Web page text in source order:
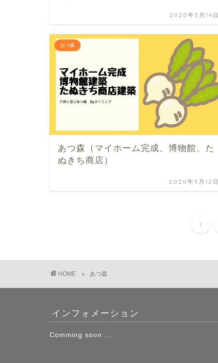
2020年5月14日
あつ森
あつ森（マイホーム完成、博物館、た
ぬきち商店）
2020年5月12日
1
HOME あつ森
インフォメーション
Comming soon …